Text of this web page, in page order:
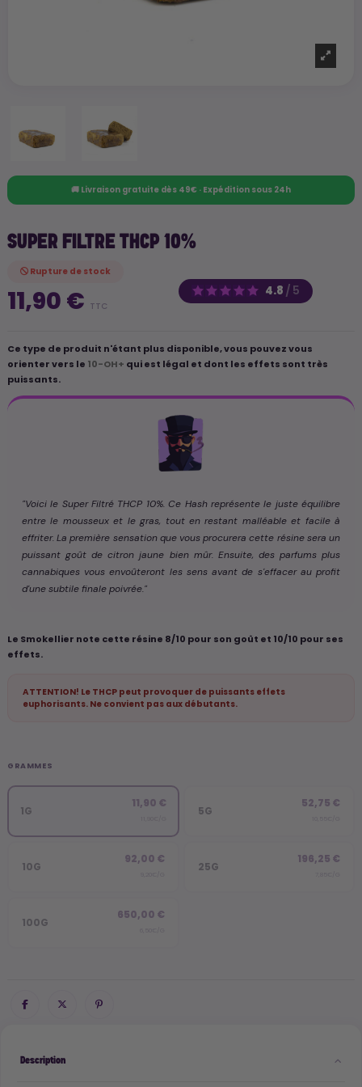
🚚 Livraison gratuite dès 49€ · Expédition sous 24h
SUPER FILTRE THCP 10%
4.8 / 5
Rupture de stock
11,90 € TTC
Ce type de produit n'étant plus disponible, vous pouvez vous
orienter vers le 10-OH+ qui est légal et dont les effets sont très
puissants.
"Voici le Super Filtré THCP 10%. Ce Hash représente le juste équilibre
entre le mousseux et le gras, tout en restant malléable et facile à
effriter. La première sensation que vous procurera cette résine sera un
puissant goût de citron jaune bien mûr. Ensuite, des parfums plus
cannabiques vous envoûteront les sens avant de s'effacer au profit
d'une subtile finale poivrée."
Le Smokellier note cette résine 8/10 pour son goût et 10/10 pour ses
effets.
ATTENTION! Le THCP peut provoquer de puissants effets
euphorisants. Ne convient pas aux débutants.
GRAMMES
1G
11,90 €
5G
52,75 €
10G
92,00 €
25G
196,25 €
100G
650,00 €
Description